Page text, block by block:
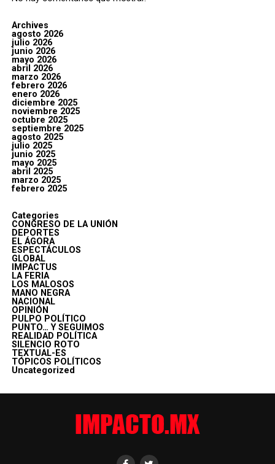
Archives
agosto 2026
julio 2026
junio 2026
mayo 2026
abril 2026
marzo 2026
febrero 2026
enero 2026
diciembre 2025
noviembre 2025
octubre 2025
septiembre 2025
agosto 2025
julio 2025
junio 2025
mayo 2025
abril 2025
marzo 2025
febrero 2025
Categories
CONGRESO DE LA UNIÓN
DEPORTES
EL ÁGORA
ESPECTÁCULOS
GLOBAL
IMPACTUS
LA FERIA
LOS MALOSOS
MANO NEGRA
NACIONAL
OPINIÓN
PULPO POLÍTICO
PUNTO… Y SEGUIMOS
REALIDAD POLÍTICA
SILENCIO ROTO
TEXTUAL-ES
TÓPICOS POLÍTICOS
Uncategorized